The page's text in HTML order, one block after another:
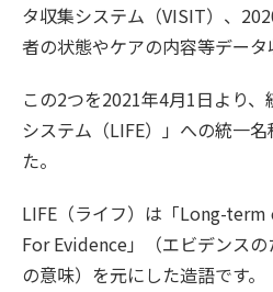
タ収集システム（VISIT）、
者の状態やケアの内容等データ
この2つを2021年4月1日より
システム（LIFE）」への統一
た。
LIFE（ライフ）は「Long-
For Evidence」（エビデンス
の意味）を元にした造語です。